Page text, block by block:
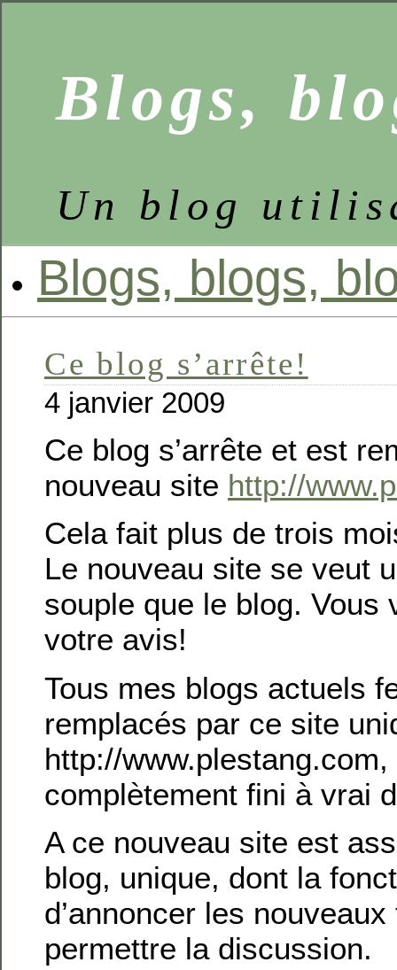
Blogs,
Un blog
Blogs, blogs,
Ce blog s’arrête!
4 janvier 2009
Ce blog s’arrête et est
nouveau site http://
Cela fait plus de trois
Le nouveau site se veut
souple que le blog. Vous
votre avis!
Tous mes blogs actuels
remplacés par ce site
http://
complètement fini à vrai
A ce nouveau site est
blog, unique, dont la
d’annoncer les
permettre la discussion.